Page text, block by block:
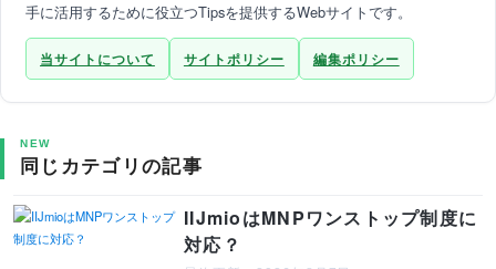
手に活用するために役立つTipsを提供するWebサイトです。
当サイトについて サイトポリシー 編集ポリシー
NEW
同じカテゴリの記事
IIJmioはMNPワンストップ制度に
対応？